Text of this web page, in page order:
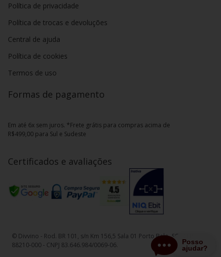
Política de privacidade
Política de trocas e devoluções
Central de ajuda
Política de cookies
Termos de uso
Formas de pagamento
Em até 6x sem juros. *Frete grátis para compras acima de
R$499,00 para Sul e Sudeste
Certificados e avaliações
© Divvino - Rod. BR 101, s/n Km 156,5 Sala 01 Porto Belo, SC - CEP
88210-000 - CNPJ 83.646.984/0069-06.